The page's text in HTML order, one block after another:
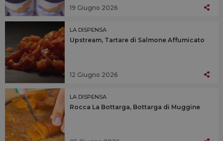
19 Giugno 2026
LA DISPENSA
Upstream, Tartare di Salmone Affumicato
12 Giugno 2026
LA DISPENSA
Rocca La Bottarga, Bottarga di Muggine